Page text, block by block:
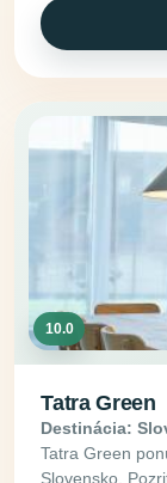
10.0
Tatra Green
Destinácia:
Tatra Green
Slovensko.